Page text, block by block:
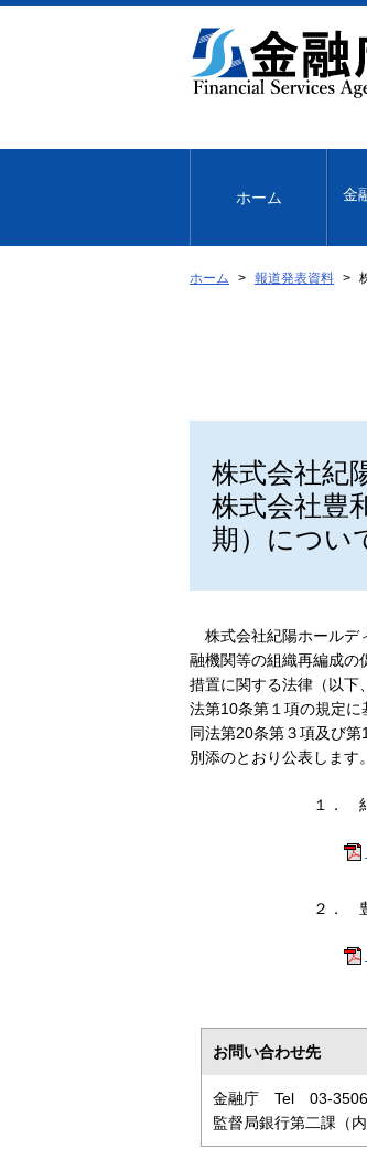
文
移
ホーム 金
ホーム 報道発表資料
株式会社紀
株式会社豊
期）につい
株式会社紀陽ホールデ
融機関等の組織再編成の
措置に関する法律（以下
法第10条第１項の規定に
同法第20条第３項及び
別添のとおり公表します。
１．
２．
お問い合わせ先
金融庁 Tel 03-3506-
監督局銀行第二課（